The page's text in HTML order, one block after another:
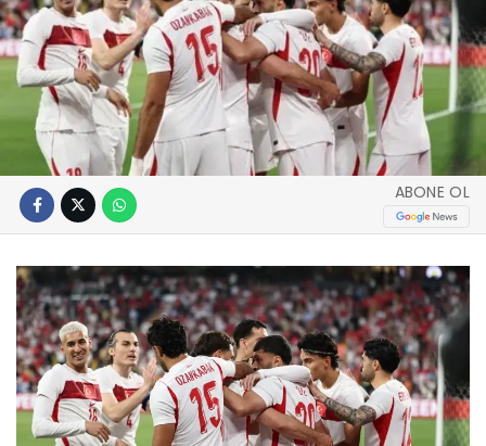
ABONE OL